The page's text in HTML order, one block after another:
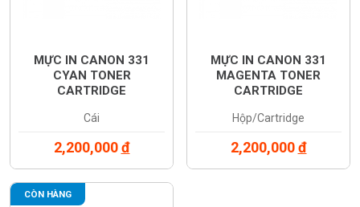
MỰC IN CANON 331
CYAN TONER
CARTRIDGE
Cái
2,200,000đ
MỰC IN CANON 331
MAGENTA TONER
CARTRIDGE
Hộp/Cartridge
2,200,000đ
CÒN HÀNG